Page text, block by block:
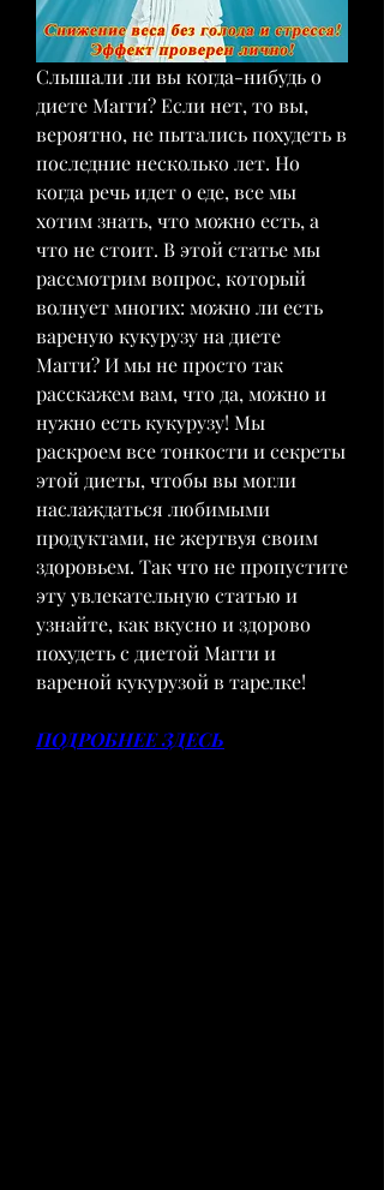
Слышали ли вы когда-нибудь о
диете Магги? Если нет, то вы,
вероятно, не пытались похудеть в
последние несколько лет. Но
когда речь идет о еде, все мы
хотим знать, что можно есть, а
что не стоит. В этой статье мы
рассмотрим вопрос, который
волнует многих: можно ли есть
вареную кукурузу на диете
Магги? И мы не просто так
расскажем вам, что да, можно и
нужно есть кукурузу! Мы
раскроем все тонкости и секреты
этой диеты, чтобы вы могли
наслаждаться любимыми
продуктами, не жертвуя своим
здоровьем. Так что не пропустите
эту увлекательную статью и
узнайте, как вкусно и здорово
похудеть с диетой Магги и
вареной кукурузой в тарелке!
ПОДРОБНЕЕ ЗДЕСЬ